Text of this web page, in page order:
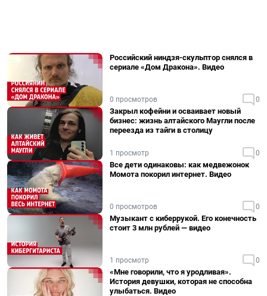
Российский ниндзя-скульптор снялся в
сериале «Дом Дракона». Видео
0 просмотров 0
Закрыл кофейни и осваивает новый
бизнес: жизнь алтайского Маугли после
переезда из тайги в столицу
1 просмотр 0
Все дети одинаковы: как медвежонок
Момота покорил интернет. Видео
0 просмотров 0
Музыкант с киберрукой. Его конечность
стоит 3 млн рублей — видео
1 просмотр 0
«Мне говорили, что я уродливая».
История девушки, которая не способна
улыбаться. Видео